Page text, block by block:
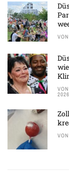
VON
VON
2026
VON